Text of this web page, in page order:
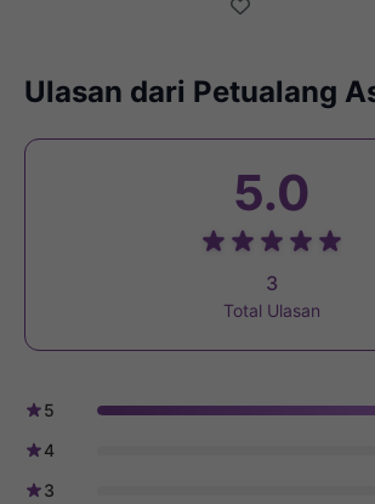
Ulasan dari Petualang
5.0
3
Total Ulasan
5
4
3